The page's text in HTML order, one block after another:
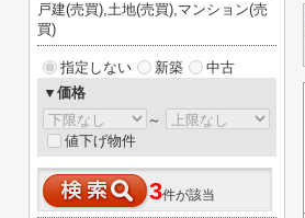
戸建(売買),土地(売買),マンション(売
買)
指定しない 新築
中古
▼価格
～
値下げ物件
3件が該当